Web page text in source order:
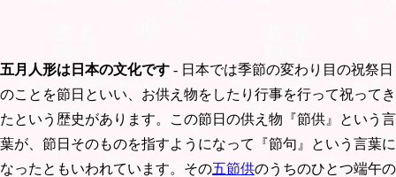
五月人形は日本の文化です - 日本では季節の変わり目の祝祭日
のことを節日といい、お供え物をしたり行事を行って祝ってき
たという歴史があります。この節日の供え物『節供』という言
葉が、節日そのものを指すようになって『節句』という言葉に
なったともいわれています。その五節供のうちのひとつ端午の